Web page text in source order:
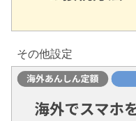
ターネットのみご
その他設定
海外でスマホ